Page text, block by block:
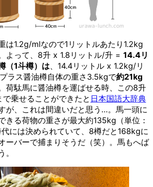
は1.2g/mlなので1リットルあたり1.2kg
よって、8升 x 1.8リットル/升 = 14.4リ
（1斗樽）は、14.4リットル x 1.2kg/リ
ラス醤油樽自体の重さ3.5kgで約21kg
荷駄馬に醤油樽を運ばせる時、この8升
乗せることができたと 日本国語大辞典
が、これは間違いだと思う…。馬一頭に
きる荷物の重さが最大約135kg（単位：
には決められていて、8樽だと168kgに
ーバーで捕まりそうだ（笑）。馬もへば